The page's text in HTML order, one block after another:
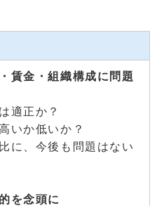
賃金・組織構成に問題
適正か？
いか低いか？
に、今後も問題はない
を念頭に